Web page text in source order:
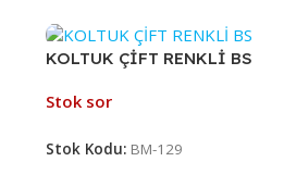
KOLTUK ÇİFT RENKLİ BS
Stok sor
Stok Kodu: BM-129